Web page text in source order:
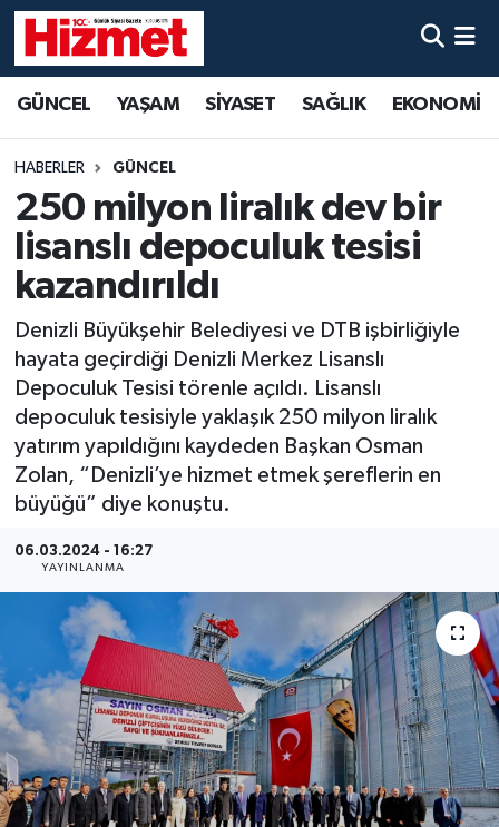
GÜNCEL YAŞAM SİYASET SAĞLIK EKONOMİ
HABERLER GÜNCEL
250 milyon liralık dev bir
lisanslı depoculuk tesisi
kazandırıldı
Denizli Büyükşehir Belediyesi ve DTB işbirliğiyle
hayata geçirdiği Denizli Merkez Lisanslı
Depoculuk Tesisi törenle açıldı. Lisanslı
depoculuk tesisiyle yaklaşık 250 milyon liralık
yatırım yapıldığını kaydeden Başkan Osman
Zolan, “Denizli’ye hizmet etmek şereflerin en
büyüğü” diye konuştu.
06.03.2024 - 16:27
YAYINLANMA
YAŞAM
SİYASET
SAĞLIK
KÜLTÜR SANAT
SPOR
MAGAZİN
DTO
RESMİ REKLAM
Denizli Hava Durumu
Denizli Trafik Yoğunluk Haritası
Süper Lig Puan Durumu ve Fikstür
Son Dakika Haberleri
Haber Arşivi